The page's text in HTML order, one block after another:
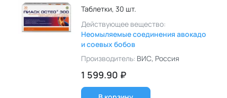
Таблетки, 30 шт.
Действующее вещество:
Неомыляемые соединения авокадо
и соевых бобов
Производитель: ВИС, Россия
1 599.90 ₽